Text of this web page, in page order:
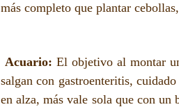
más completo que plantar
Acuario: El objetivo al montar
salgan con gastroenteritis,
en alza, más vale sola que con un